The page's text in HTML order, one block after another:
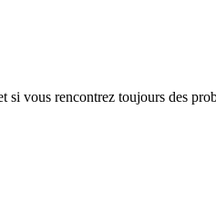
si vous rencontrez toujours des